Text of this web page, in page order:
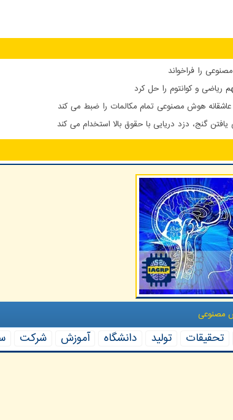
را فراخواند
عاشقانه هوش مصنوعی تمام مکالمات را ضبط می کند
گنج، دزد دریایی با حقوق بالا استخدام می کند
مصنوعی
تحقیقات تولید دانشگاه آموزش شركت